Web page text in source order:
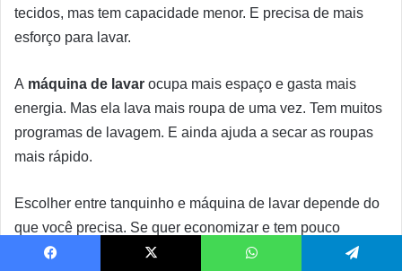
tecidos, mas tem capacidade menor. E precisa de mais
esforço para lavar.
A máquina de lavar ocupa mais espaço e gasta mais
energia. Mas ela lava mais roupa de uma vez. Tem muitos
programas de lavagem. E ainda ajuda a secar as roupas
mais rápido.
Escolher entre tanquinho e máquina de lavar depende do
que você precisa. Se quer economizar e tem pouco
espaço, vá de tanquinho. Se precisa lavar muita roupa,